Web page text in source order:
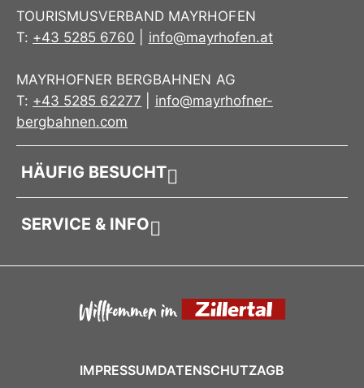
TOURISMUSVERBAND MAYRHOFEN
T: +43 5285 6760 info@mayrhofen.at
MAYRHOFNER BERGBAHNEN AG
T: +43 5285 62277
info@mayrhofner-
bergbahnen.com
HÄUFIG BESUCHT
SERVICE & INFO
IMPRESSUMDATENSCHUTZAGB